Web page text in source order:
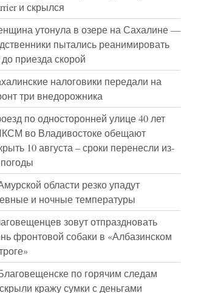
и скрылся
утонула в озере на Сахалине —
пытались реанимировать
приезда скорой
налоговики передали на
три внедорожника
по односторонней улице 40 лет
во Владивостоке обещают
10 августа – сроки перенесли из-
области резко упадут
и ночные температуры
зовут отпраздновать
фронтовой собаки в «Албазинском
по горячим следам
кражу сумки с деньгами